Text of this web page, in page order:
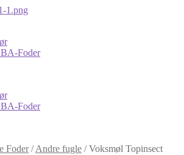
BA-Foder
BA-Foder
Foder/Andre fugle /Voksmøl Topinsect